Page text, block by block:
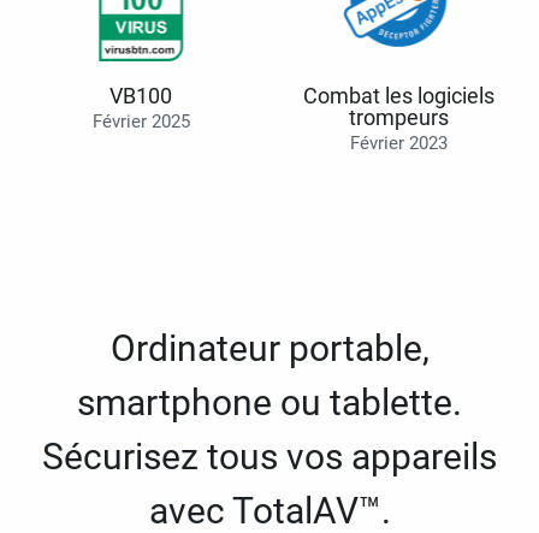
VB100
Février 2025
Combat les logiciels
trompeurs
Février 2023
Ordinateur portable,
smartphone ou tablette.
Sécurisez tous vos appareils
avec TotalAV™.